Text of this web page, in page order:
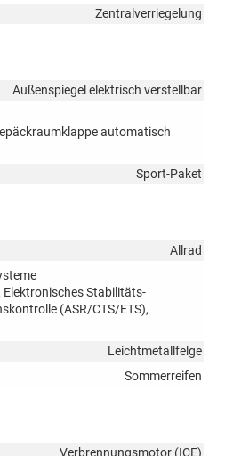
Zentralverriegelung
Außenspiegel elektrisch verstellbar
automatisch
Sport-Paket
Allrad
Stabilitäts-
(ASR/CTS/ETS),
Leichtmetallfelge
Sommerreifen
Verbrennungsmotor (ICE)